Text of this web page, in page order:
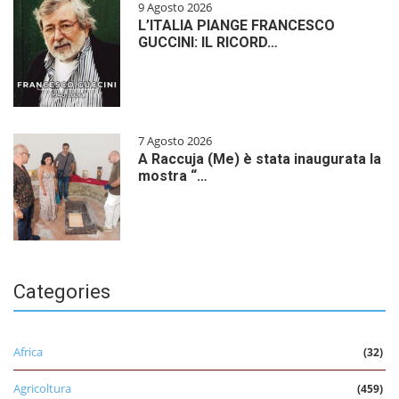
9 Agosto 2026
L’ITALIA PIANGE FRANCESCO
GUCCINI: IL RICORD…
7 Agosto 2026
A Raccuja (Me) è stata inaugurata la
mostra “…
Categories
Africa (32)
Agricoltura (459)